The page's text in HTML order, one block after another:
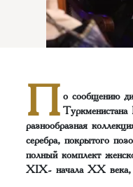
П о сообщению
разнообразная
серебра, покрытого
полный комплект
XIX- начала XX века,